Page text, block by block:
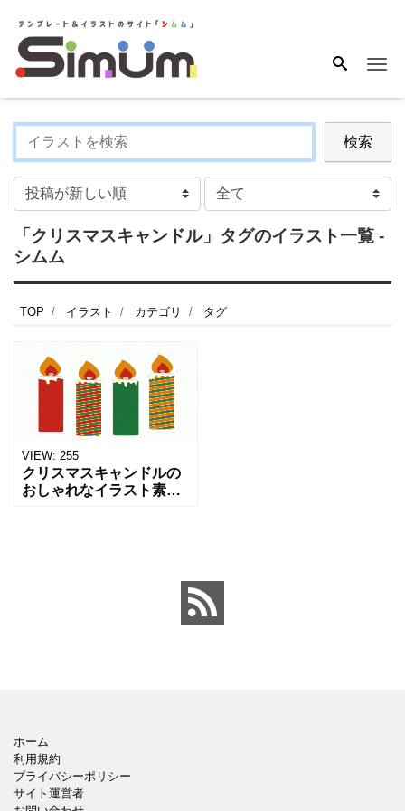
検索
「クリスマスキャンドル」タグのイラスト一覧 -
シムム
TOP イラスト カテゴリ タグ
VIEW: 255
クリスマスキャンドルの
おしゃれなイラスト素材
ホーム
利用規約
プライバシーポリシー
サイト運営者